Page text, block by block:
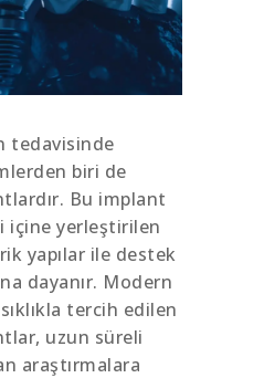
tedavisinde
biri de
Bu implant
içine yerleştirilen
yapılar ile destek
dayanır. Modern
tercih edilen
uzun süreli
araştırmalara